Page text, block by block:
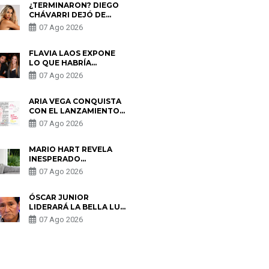
¿TERMINARON? DIEGO
CHÁVARRI DEJÓ DE
SEGUIR A GABRIELA
HERRERA Y ANUNCIA SU
07 Ago 2026
FLAVIA LAOS EXPONE
LO QUE HABRÍA
BUSCADO PABLO
HEREDIA CON ALE
PARTES QUERÍA EL
REMEMBER”
07 Ago 2026
ARIA VEGA CONQUISTA
CON EL LANZAMIENTO
DE “TOTOTO (+4)”
07 Ago 2026
MARIO HART REVELA
INESPERADO
PROBLEMA DE SALUD
ANTES DE SEPARARSE
ENCONTRARON UN
TUMOR”
07 Ago 2026
ÓSCAR JUNIOR
LIDERARÁ LA BELLA LUZ
TRAS SALIDA DE SU
PADRE POR POLÉMICA
07 Ago 2026